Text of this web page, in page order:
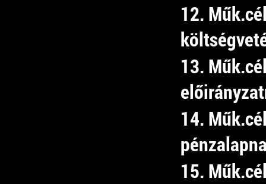
12.
13.
14.
15.